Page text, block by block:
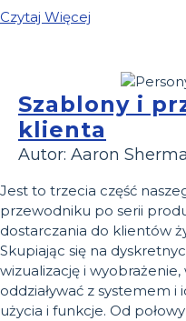
Czytaj Więcej
Szablony i
klienta
Autor: Aaron
Jest to trzecia część
przewodniku po serii
dostarczania do klientów
Skupiając się na
wizualizację i
oddziaływać z systemem
użycia i funkcje. Od